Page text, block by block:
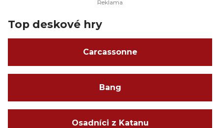
Top deskové hry
Carcassonne
Bang
Osadníci z Katanu